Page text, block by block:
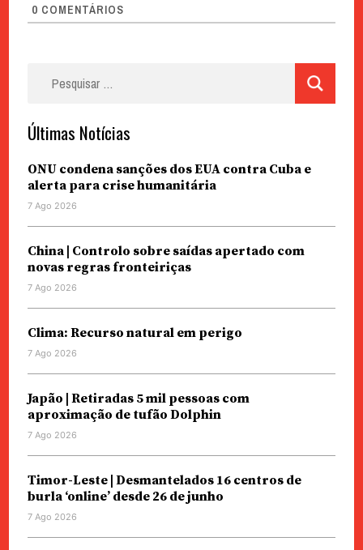
0 COMENTÁRIOS
Últimas Notícias
ONU condena sanções dos EUA contra Cuba e
alerta para crise humanitária
7 Ago 2026
China | Controlo sobre saídas apertado com
novas regras fronteiriças
7 Ago 2026
Clima: Recurso natural em perigo
7 Ago 2026
Japão | Retiradas 5 mil pessoas com
aproximação de tufão Dolphin
7 Ago 2026
Timor-Leste | Desmantelados 16 centros de
burla ‘online’ desde 26 de junho
7 Ago 2026